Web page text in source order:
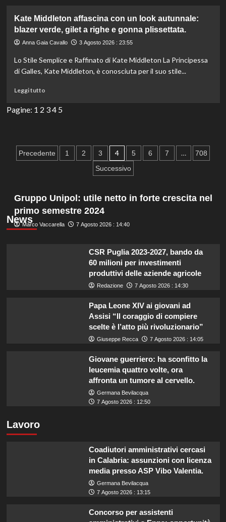
baby
Edoardo,
i
commentano:
“La
profilo
con
Kate Middleton affascina con un look autunnale:
blazer verde, gilet a righe e gonna plissettata.
Anna Gaia Cavallo 3 Agosto 2026 : 23:55
Lo Stile Semplice e Raffinato di Kate Middleton La Principessa
di Galles, Kate Middleton, è conosciuta per il suo stile...
Leggi tuttoLeggi
più
affascina
con
blazer
gilet
a
Pagine: 1 2 34 5
Paginazione
Precedente 1 2 3 4 5 6 7 …
708
Successivo
News
Gruppo Unipol: utile netto in forte crescita nel
primo semestre 2024
Marco Vaccarella 7 Agosto 2026 : 14:40
CSR Puglia 2023-2027, bando da
60 milioni per investimenti
produttivi delle aziende agricole
Redazione 7 Agosto 2026 : 14:30
Papa Leone XIV ai giovani ad
Assisi “Il coraggio di compiere
scelte è l’atto più rivoluzionario”
Giuseppe Recca 7 Agosto 2026 : 14:05
Giovane guerriero: ha sconfitto la
leucemia quattro volte, ora
affronta un tumore al cervello.
Germana Bevilacqua
7 Agosto 2026 : 12:50
Lavoro
Coadiutori amministrativi cercasi
in Calabria: assunzioni con licenza
media presso ASP Vibo Valentia.
Germana Bevilacqua
7 Agosto 2026 : 13:15
Concorso per assistenti